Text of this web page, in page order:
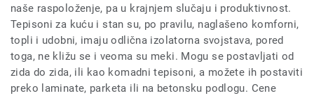
naše raspoloženje, pa u krajnjem slučaju i produktivnost.
Tepisoni za kuću i stan su, po pravilu, naglašeno komforni,
topli i udobni, imaju odlična izolatorna svojstava, pored
toga, ne kližu se i veoma su meki. Mogu se postavljati od
zida do zida, ili kao komadni tepisoni, a možete ih postaviti
preko laminate, parketa ili na betonsku podlogu. Cene